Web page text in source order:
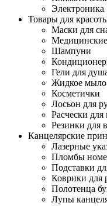
Электроника
Товары для
Маски для
Шампуни
Гели для
Жидкое мыло
Косметички
Лосьон для
Расчески для
Резинки для
Канцелярские
Лазерные
Пломбы
Подставки
Коврики для
Полотенца
Лупы